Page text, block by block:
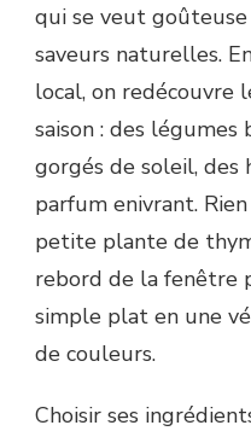
qui se veut
saveurs naturelles.
local, on redécouvre
saison : des
gorgés de soleil, des
parfum enivrant. Rien
petite plante de
rebord de la fenêtre
simple plat en une
de couleurs.
Choisir ses